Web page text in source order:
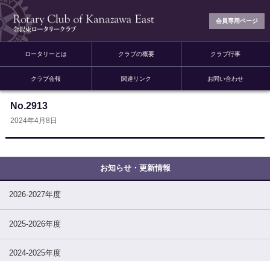
会員専用ページ
ロータリーとは クラブの概要 クラブ行事
クラブ会報 関連リンク お問い合わせ
No.2913
2024年4月8日
2026-2027年度
2025-2026年度
2024-2025年度